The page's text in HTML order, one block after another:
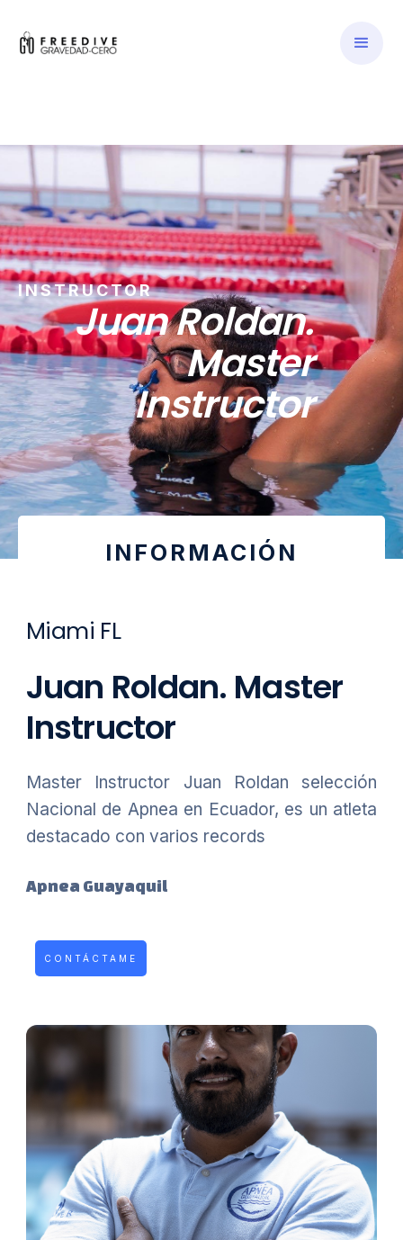
INSTRUCTOR
Juan Roldan.
Master
Instructor
INFORMACIÓN
Miami FL
Juan Roldan. Master
Instructor
Master Instructor Juan Roldan selección
Nacional de Apnea en Ecuador, es un atleta
destacado con varios records
Apnea Guayaquil
CONTÁCTAME